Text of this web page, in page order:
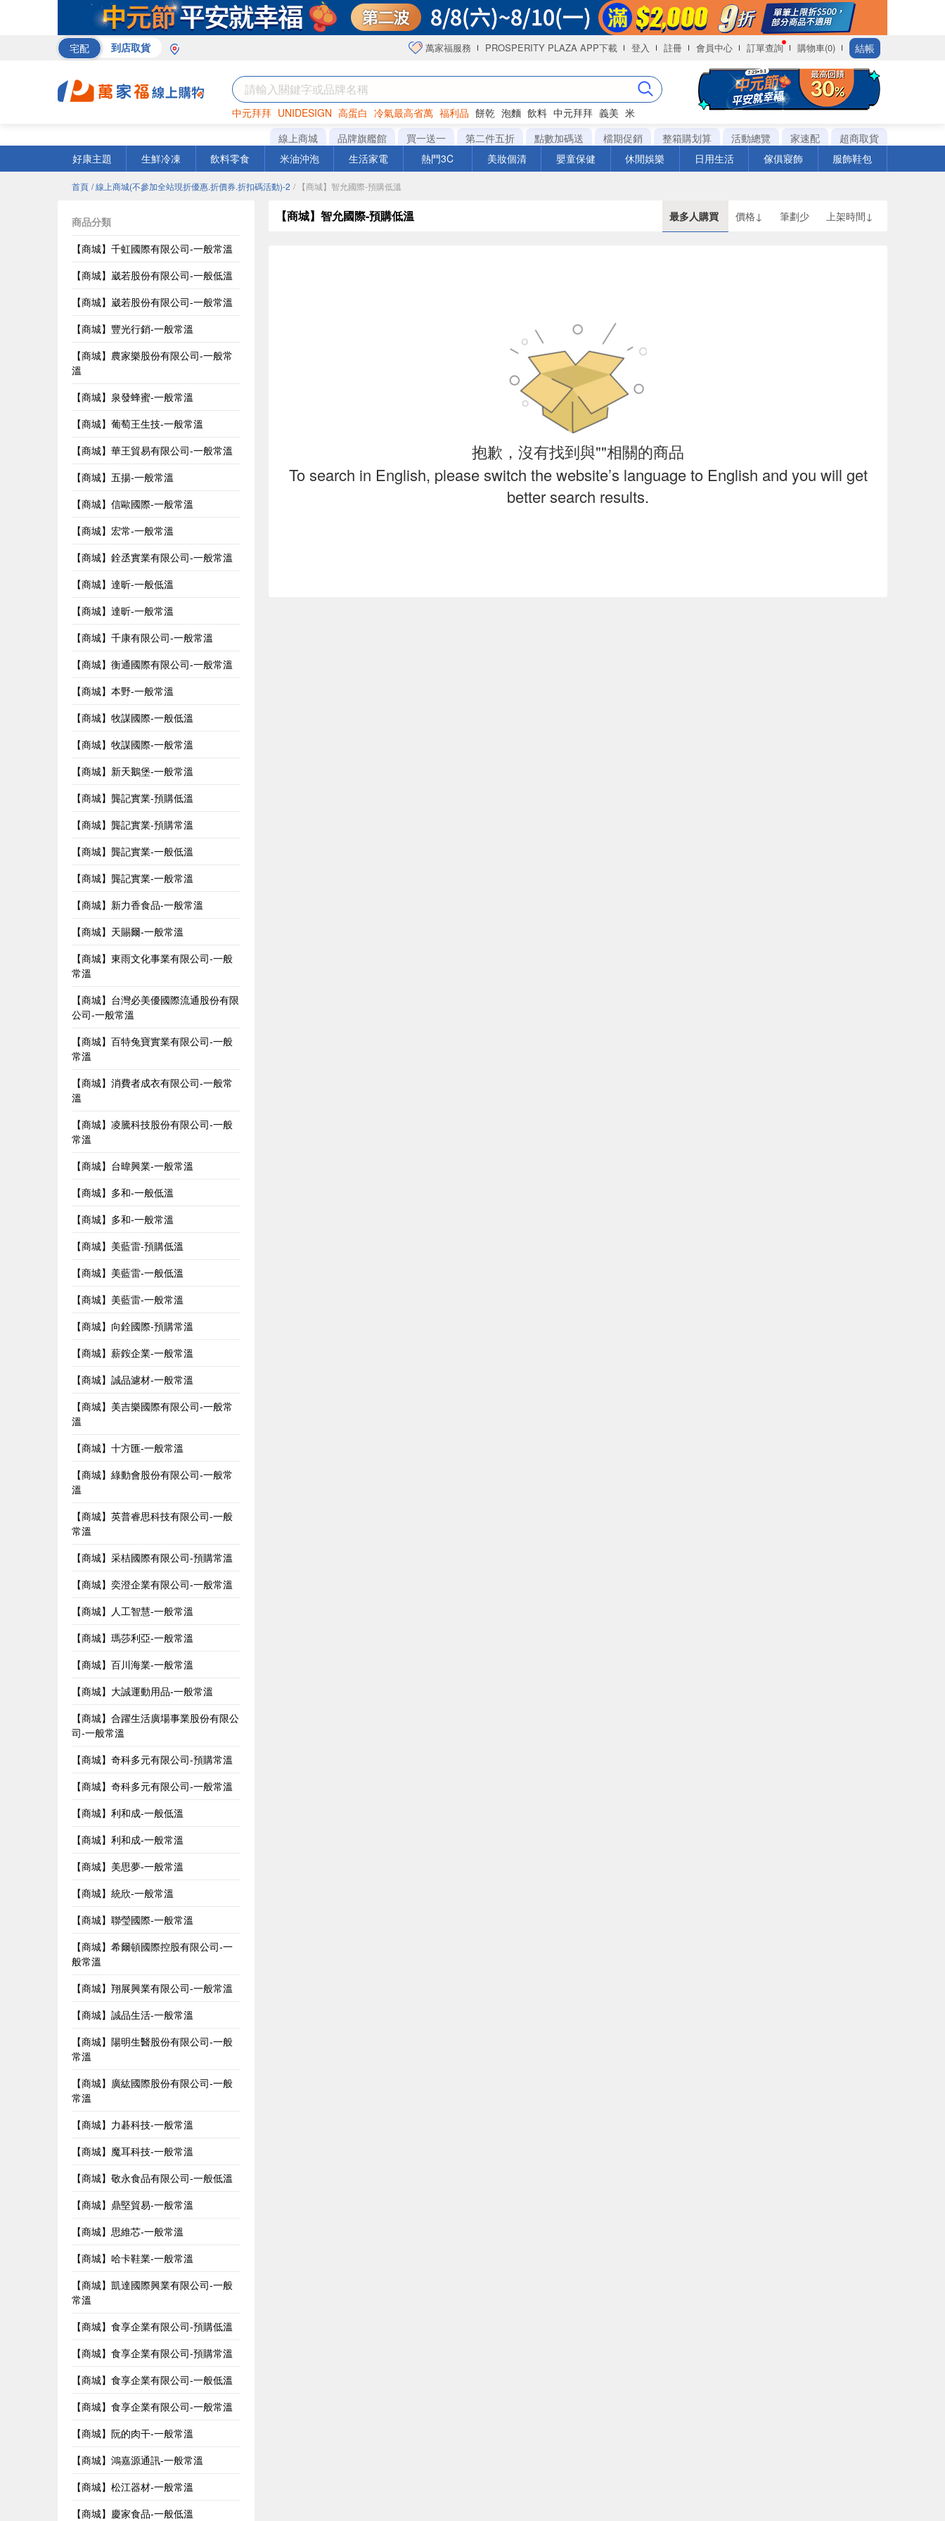
宅配 到店取貨 萬家福服務 PROSPERITY PLAZA APP下載 登入 註冊 會員中心 訂單查詢 購物車(0) 結帳
中元拜拜 UNIDESIGN 高蛋白 冷氣最高省萬 福利品 餅乾 泡麵 飲料 中元拜拜 義美 米
罐頭 咖啡 海苔
線上商城 品牌旗艦館 買一送一 第二件五折 點數加碼送 檔期促銷 整箱購划算 活動總覽 家速配
超商取貨
好康主題
生鮮冷凍 飲料零食 米油沖泡 生活家電 熱門3C 美妝個清 嬰童保健 休閒娛樂 日用生活 傢俱寢飾 服飾鞋包
首頁 / 線上商城(不參加全站現折優惠.折價券.折扣碼活動)-2 / 【商城】智允國際-預購低溫
商品分類
【商城】千虹國際有限公司-一般常溫
【商城】崴若股份有限公司-一般低溫
【商城】崴若股份有限公司-一般常溫
【商城】豐光行銷-一般常溫
【商城】農家樂股份有限公司-一般常
溫
【商城】泉發蜂蜜-一般常溫
【商城】葡萄王生技-一般常溫
【商城】華王貿易有限公司-一般常溫
【商城】五揚-一般常溫
【商城】信歐國際-一般常溫
【商城】宏常-一般常溫
【商城】銓丞實業有限公司-一般常溫
【商城】達昕-一般低溫
【商城】達昕-一般常溫
【商城】千康有限公司-一般常溫
【商城】衡通國際有限公司-一般常溫
【商城】本野-一般常溫
【商城】牧謀國際-一般低溫
【商城】牧謀國際-一般常溫
【商城】新天鵝堡-一般常溫
【商城】龔記實業-預購低溫
【商城】龔記實業-預購常溫
【商城】龔記實業-一般低溫
【商城】龔記實業-一般常溫
【商城】新力香食品-一般常溫
【商城】天賜爾-一般常溫
【商城】東雨文化事業有限公司-一般
常溫
【商城】台灣必美優國際流通股份有限
公司-一般常溫
【商城】百特兔寶實業有限公司-一般
常溫
【商城】消費者成衣有限公司-一般常
溫
【商城】凌騰科技股份有限公司-一般
常溫
【商城】台暐興業-一般常溫
【商城】多和-一般低溫
【商城】多和-一般常溫
【商城】美藍雷-預購低溫
【商城】美藍雷-一般低溫
【商城】美藍雷-一般常溫
【商城】向銓國際-預購常溫
【商城】薪銨企業-一般常溫
【商城】誠品濾材-一般常溫
【商城】美吉樂國際有限公司-一般常
溫
【商城】十方匯-一般常溫
【商城】綠動會股份有限公司-一般常
溫
【商城】英普睿思科技有限公司-一般
常溫
【商城】采桔國際有限公司-預購常溫
【商城】奕澄企業有限公司-一般常溫
【商城】人工智慧-一般常溫
【商城】瑪莎利亞-一般常溫
【商城】百川海業-一般常溫
【商城】大誠運動用品-一般常溫
【商城】合躍生活廣場事業股份有限公
司-一般常溫
【商城】奇科多元有限公司-預購常溫
【商城】奇科多元有限公司-一般常溫
【商城】利和成-一般低溫
【商城】利和成-一般常溫
【商城】美思夢-一般常溫
【商城】統欣-一般常溫
【商城】聯瑩國際-一般常溫
【商城】希爾頓國際控股有限公司-一
般常溫
【商城】翔展興業有限公司-一般常溫
【商城】誠品生活-一般常溫
【商城】陽明生醫股份有限公司-一般
常溫
【商城】廣紘國際股份有限公司-一般
常溫
【商城】力碁科技-一般常溫
【商城】魔耳科技-一般常溫
【商城】敬永食品有限公司-一般低溫
【商城】鼎堅貿易-一般常溫
【商城】思維芯-一般常溫
【商城】哈卡鞋業-一般常溫
【商城】凱達國際興業有限公司-一般
常溫
【商城】食享企業有限公司-預購低溫
【商城】食享企業有限公司-預購常溫
【商城】食享企業有限公司-一般低溫
【商城】食享企業有限公司-一般常溫
【商城】阮的肉干-一般常溫
【商城】鴻嘉源通訊-一般常溫
【商城】松江器材-一般常溫
【商城】慶家食品-一般低溫
【商城】智允國際-預購低溫 最多人購買 價格↓ 筆劃少 上架時間↓
抱歉，沒有找到與""相關的商品
To search in English, please switch the website’s language to English and you will get
better search results.